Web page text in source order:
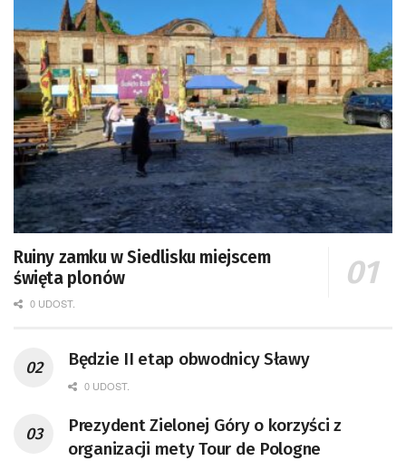
Ruiny zamku w Siedlisku miejscem
święta plonów
0 UDOST.
Będzie II etap obwodnicy Sławy
0 UDOST.
Prezydent Zielonej Góry o korzyści z
organizacji mety Tour de Pologne